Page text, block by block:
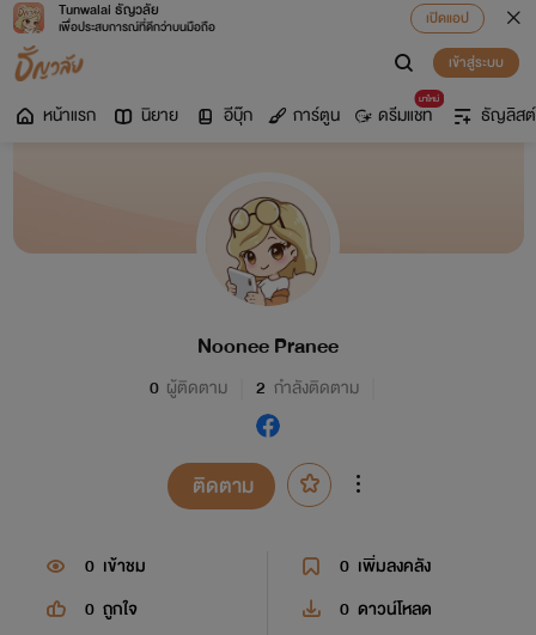
Tunwalai ธัญวลัย
เพื่อประสบการณ์ที่ดีกว่าบนมือถือ
เปิดแอป
เข้าสู่ระบบ
หน้าแรก นิยาย อีบุ๊ก การ์ตูน
มาใหม่
ดรีมแชท ธัญลิสต์
Noonee Pranee
0 ผู้ติดตาม 2 กำลังติดตาม
ติดตาม
0 เข้าชม 0 เพิ่มลงคลัง
0 ถูกใจ 0 ดาวน์โหลด